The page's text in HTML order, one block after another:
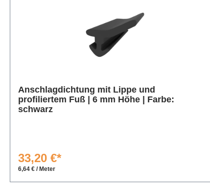
Anschlagdichtung mit Lippe und
profiliertem Fuß | 6 mm Höhe | Farbe:
schwarz
33,20 €*
6,64 € / Meter